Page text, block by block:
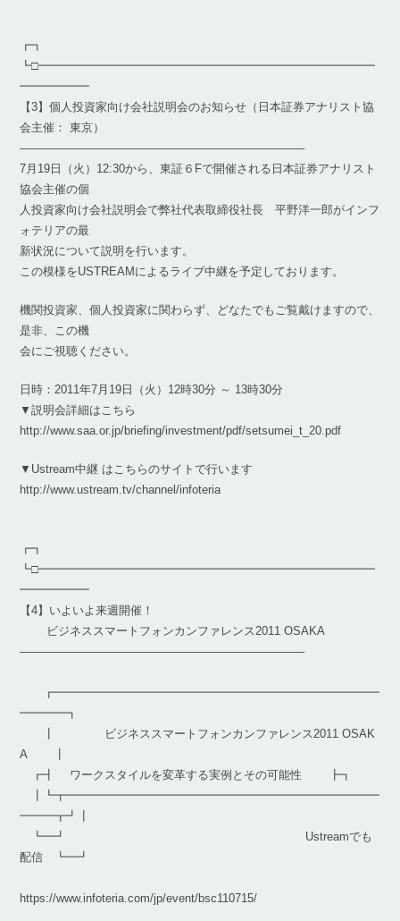
┏┓
┗□━━━━━━━━━━━━━━━━━━━━━━━━━━━━━
━━━━━━
【3】個人投資家向け会社説明会のお知らせ（日本証券アナリスト協
会主催： 東京）
————————————————————————–
7月19日（火）12:30から、東証６Fで開催される日本証券アナリスト
協会主催の個
人投資家向け会社説明会で弊社代表取締役社長 平野洋一郎がインフ
ォテリアの最
新状況について説明を行います。
この模様をUSTREAMによるライブ中継を予定しております。
機関投資家、個人投資家に関わらず、どなたでもご覧戴けますので、
是非、この機
会にご視聴ください。
日時：2011年7月19日（火）12時30分 ～ 13時30分
▼説明会詳細はこちら
http://www.saa.or.jp/briefing/investment/pdf/setsumei_t_20.pdf
▼Ustream中継 はこちらのサイトで行います
http://www.ustream.tv/channel/infoteria
┏┓
┗□━━━━━━━━━━━━━━━━━━━━━━━━━━━━━
━━━━━━
【4】いよいよ来週開催！
ビジネススマートフォンカンファレンス2011 OSAKA
————————————————————————–
┏━━━━━━━━━━━━━━━━━━━━━━━━━━━━
━━━━┓
┃ ビジネススマートフォンカンファレンス2011 OSAK
A ┃
┏┫ ワークスタイルを変革する実例とその可能性 ┣┓
┃┗┳━━━━━━━━━━━━━━━━━━━━━━━━━━━
━━━┳┛┃
┗━┛ Ustreamでも
配信 ┗━┛
https://www.infoteria.com/jp/event/bsc110715/